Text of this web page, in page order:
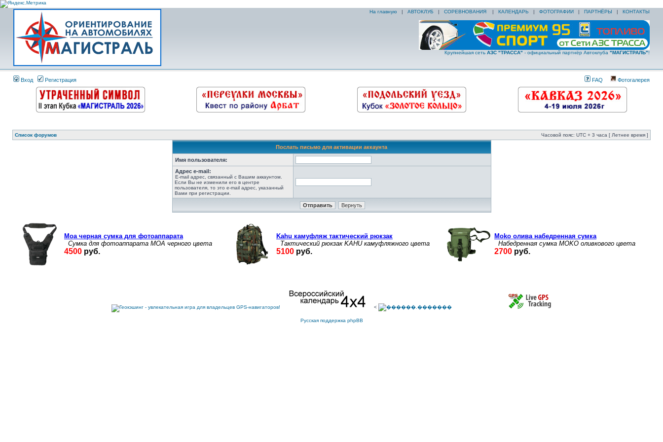
На главную | АВТОКЛУБ | СОРЕВНОВАНИЯ | КАЛЕНДАРЬ | ФОТОГРАФИИ | ПАРТНЁРЫ | КОНТАКТЫ
Крупнейшая сеть АЗС "ТРАССА" - официальный партнёр Автоклуба "МАГИСТРАЛЬ"!
Вход Регистрация FAQ Фотогалерея
Список форумов Часовой пояс: UTC + 3 часа [ Летнее время ]
Послать письмо для активации аккаунта
Имя пользователя:
Адрес e-mail:
E-mail адрес, связанный с Вашим аккаунтом.
Если Вы не изменили его в центре
пользователя, то это e-mail адрес, указанный
Вами при регистрации.
<
Русская поддержка phpBB